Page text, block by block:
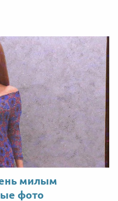
милым
фото